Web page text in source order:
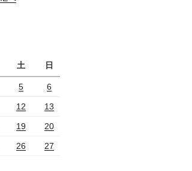
土 日
5 6
12 13
19 20
26 27